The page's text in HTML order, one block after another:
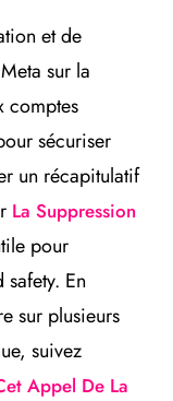
et de
sur la
comptes
sécuriser
un récapitulatif
La Suppression
pour
En
sur plusieurs
suivez
Appel De La